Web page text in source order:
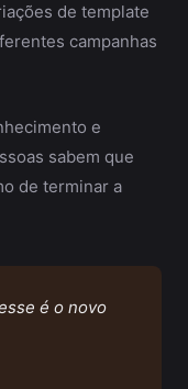
de template
campanhas
e
sabem que
de terminar a
é o novo